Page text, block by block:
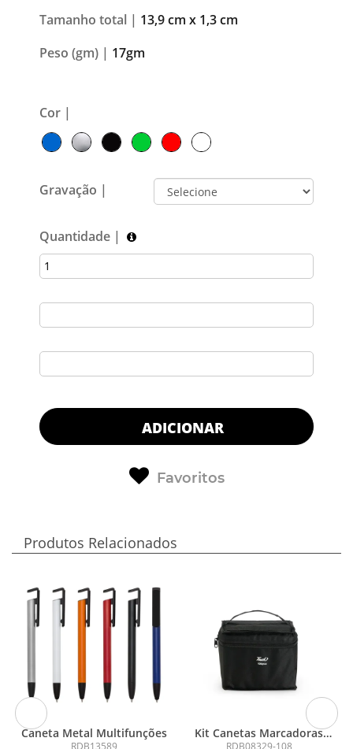
Tamanho total | 13,9 cm x 1,3 cm
Peso (gm) | 17gm
Cor |
Gravação |
Quantidade |
ADICIONAR
Favoritos
Produtos Relacionados
Caneta Metal Multifunções
Kit Canetas Marcadoras